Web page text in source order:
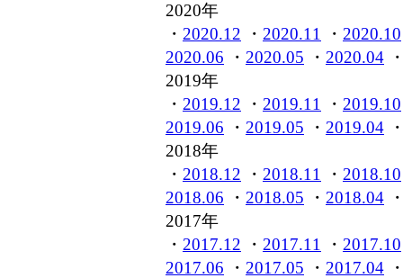
2020年
・ 2020.12 ・ 2020.11 ・ 2020.10
2020.06 ・ 2020.05 ・ 2020.04
2019年
・ 2019.12 ・ 2019.11 ・ 2019.10
2019.06 ・ 2019.05 ・ 2019.04
2018年
・ 2018.12 ・ 2018.11 ・ 2018.10
2018.06 ・ 2018.05 ・ 2018.04
2017年
・ 2017.12 ・ 2017.11 ・ 2017.10
2017.06 ・ 2017.05 ・ 2017.04